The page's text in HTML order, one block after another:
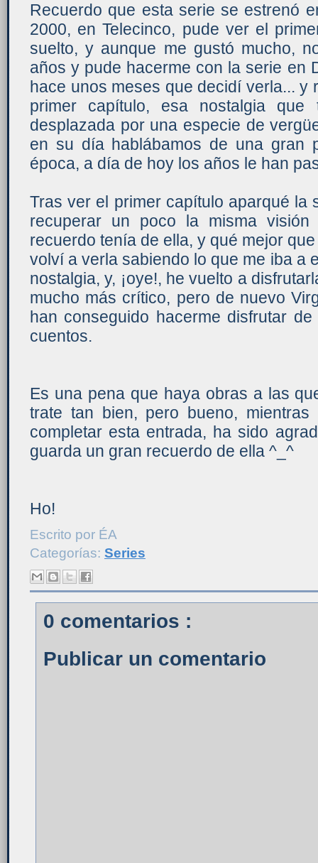
Recuerdo que esta serie se estrenó
2000, en Telecinco, pude ver el
suelto, y aunque me gustó mucho,
años y pude hacerme con la serie en
hace unos meses que decidí verla... y
primer capítulo, esa nostalgia
desplazada por una especie de
en su día hablábamos de una gran
época, a día de hoy los años le han
Tras ver el primer capítulo aparqué la
recuperar un poco la misma
recuerdo tenía de ella, y qué mejor
volví a verla sabiendo lo que me iba a
nostalgia, y, ¡oye!, he vuelto a
mucho más crítico, pero de nuevo
han conseguido hacerme disfrutar
cuentos.
Es una pena que haya obras a las
trate tan bien, pero bueno, mientras
completar esta entrada, ha sido
guarda un gran recuerdo de ella ^_^
Ho!
Escrito por ÉA
Categorías: Series
0 comentarios :
Publicar un comentario